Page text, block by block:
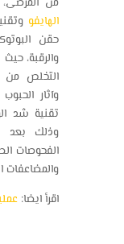
الهايفو
حقن
والرقبة،
التخلص من
وآثار
تقنية شد
وذلك بعد
الفحوصات
والمضاعفات
اقرأ ايضا: